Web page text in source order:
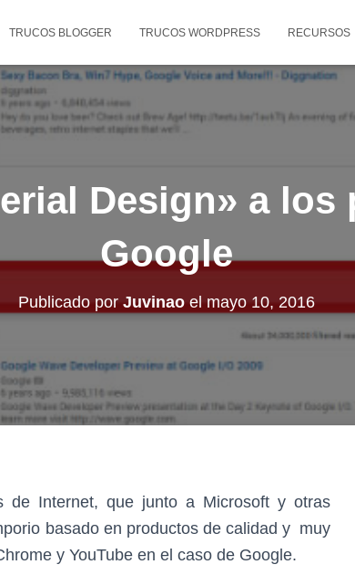
TRUCOS BLOGGER TRUCOS WORDPRESS RECURSOS
Design» a
Google
Publicado por Juvinao el mayo 10, 2016
de Internet, que junto a Microsoft y otras
basado en productos de calidad y muy
y YouTube en el caso de Google.